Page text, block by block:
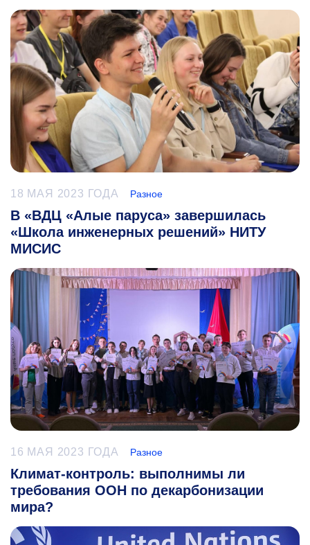
18 МАЯ 2023 ГОДА Разное
В «ВДЦ «Алые паруса» завершилась
«Школа инженерных решений» НИТУ
МИСИС
16 МАЯ 2023 ГОДА Разное
Климат-контроль: выполнимы ли
требования ООН по декарбонизации
мира?